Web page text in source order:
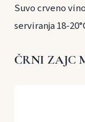
Suvo crveno
serviranja 18-
ČRNI ZAJC